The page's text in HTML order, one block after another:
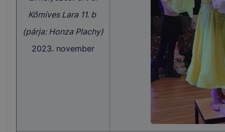
Kőmíves Lara 11. b
(párja: Honza Plachy)
2023. november